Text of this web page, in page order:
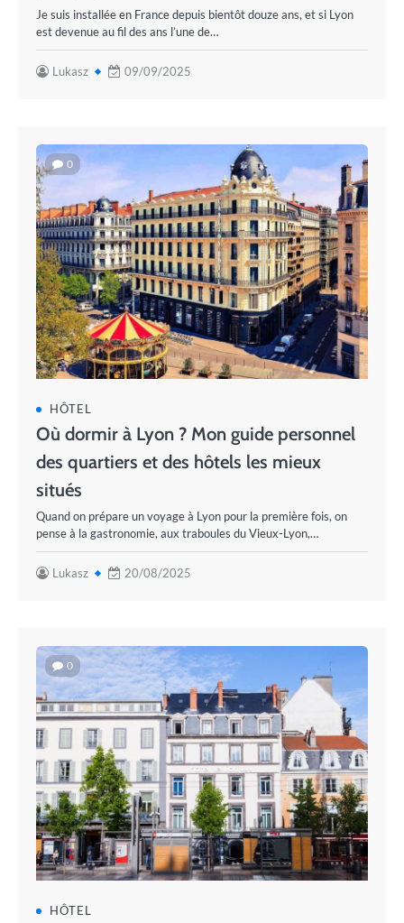
Je suis installée en France depuis bientôt douze ans, et si Lyon
est devenue au fil des ans l’une de…
Lukasz 09/09/2025
0
HÔTEL
Où dormir à Lyon ? Mon guide personnel
des quartiers et des hôtels les mieux
situés
Quand on prépare un voyage à Lyon pour la première fois, on
pense à la gastronomie, aux traboules du Vieux-Lyon,…
Lukasz 20/08/2025
0
HÔTEL